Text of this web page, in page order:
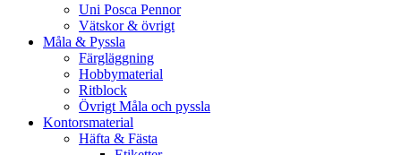
Uni Posca Pennor
Vätskor & övrigt
Måla & Pyssla
Färgläggning
Hobbymaterial
Ritblock
Övrigt Måla och pyssla
Kontorsmaterial
Häfta & Fästa